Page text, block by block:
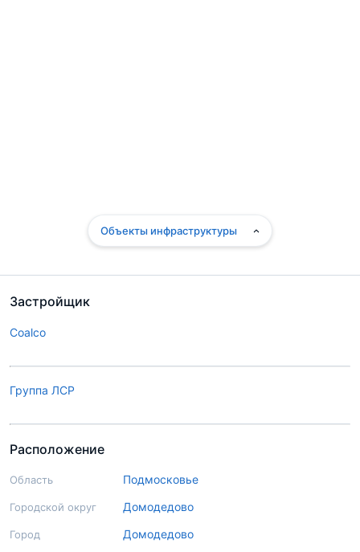
Застройщик
Coalco
Группа ЛСР
Расположение
Область Подмосковье
Городской округ Домодедово
Город Домодедово
Объекты инфраструктуры